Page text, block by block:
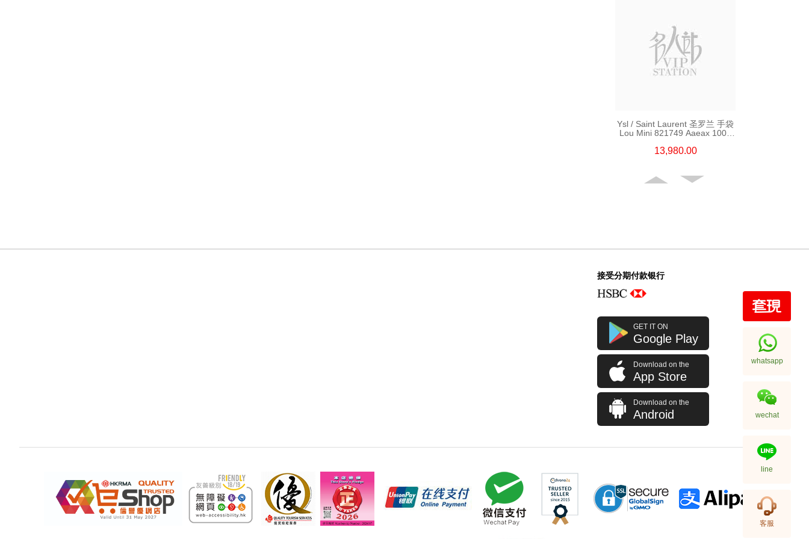
Ysl / Saint Laurent 圣罗兰 手袋
Lou Mini 821749 Aaeax 1000
13,980.00
Ysl / Saint Laurent 圣罗兰 手袋
748849 Dv707 1000 单肩包/
斜挎包
10,980.00
接受分期付款银行
GET IT ON
Google Play
Download on the
App Store
Download on the
Android
whatsapp
wechat
line
客服